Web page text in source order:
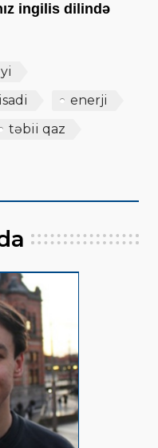
ingilis dilində
enerji
təbii qaz